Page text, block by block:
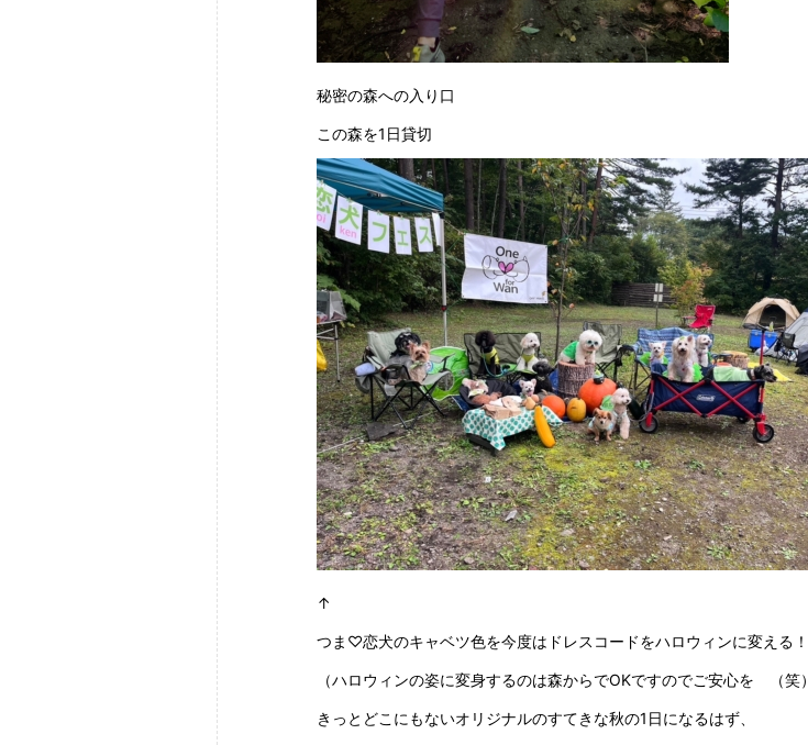
秘密の森への入り口
この森を1日貸切
↑
つま♡恋犬のキャベツ色を今度はドレスコードをハロウィンに変える！
（ハロウィンの姿に変身するのは森からでOKですのでご安心を （笑）
きっとどこにもないオリジナルのすてきな秋の1日になるはず、